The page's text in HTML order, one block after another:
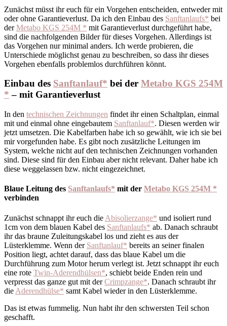
Zunächst müsst ihr euch für ein Vorgehen entscheiden, entweder mit
oder ohne Garantieverlust. Da ich den Einbau des Sanftanlaufs* bei
derMetabo KGS 254M * mit Garantieverlust durchgeführt habe,
sind die nachfolgenden Bilder für dieses Vorgehen. Allerdings ist
das Vorgehen nur minimal anders. Ich werde probieren, die
Unterschiede möglichst genau zu beschreiben, so dass ihr dieses
Vorgehen ebenfalls problemlos durchführen könnt.
Einbau des Sanftanlauf* bei der Metabo KGS 254M
* – mit Garantieverlust
In den technischen Zeichnungen findet ihr einen Schaltplan, einmal
mit und einmal ohne eingebautem Sanftanlauf*. Diesen werden wir
jetzt umsetzen. Die Kabelfarben habe ich so gewählt, wie ich sie bei
mir vorgefunden habe. Es gibt noch zusätzliche Leitungen im
System, welche nicht auf den technischen Zeichnungen vorhanden
sind. Diese sind für den Einbau aber nicht relevant. Daher habe ich
diese weggelassen bzw. nicht eingezeichnet.
Blaue Leitung des Sanftanlaufs* mit der Metabo KGS 254M *
verbinden
Zunächst schnappt ihr euch die Abisolierzange* und isoliert rund
1cm von dem blauen Kabel des Sanftanlaufs* ab. Danach schraubt
ihr das braune Zuleitungskabel los und zieht es aus der
Lüsterklemme. Wenn der Sanftanlauf* bereits an seiner finalen
Position liegt, achtet darauf, dass das blaue Kabel um die
Durchführung zum Motor herum verlegt ist. Jetzt schnappt ihr euch
eine rote Twin-Aderendhülsen*, schiebt beide Enden rein und
verpresst das ganze gut mit derCrimpzange*. Danach schraubt ihr
die Aderendhülse* samt Kabel wieder in den Lüsterklemme.
Das ist etwas fummelig. Nun habt ihr den schwersten Teil schon
geschafft.